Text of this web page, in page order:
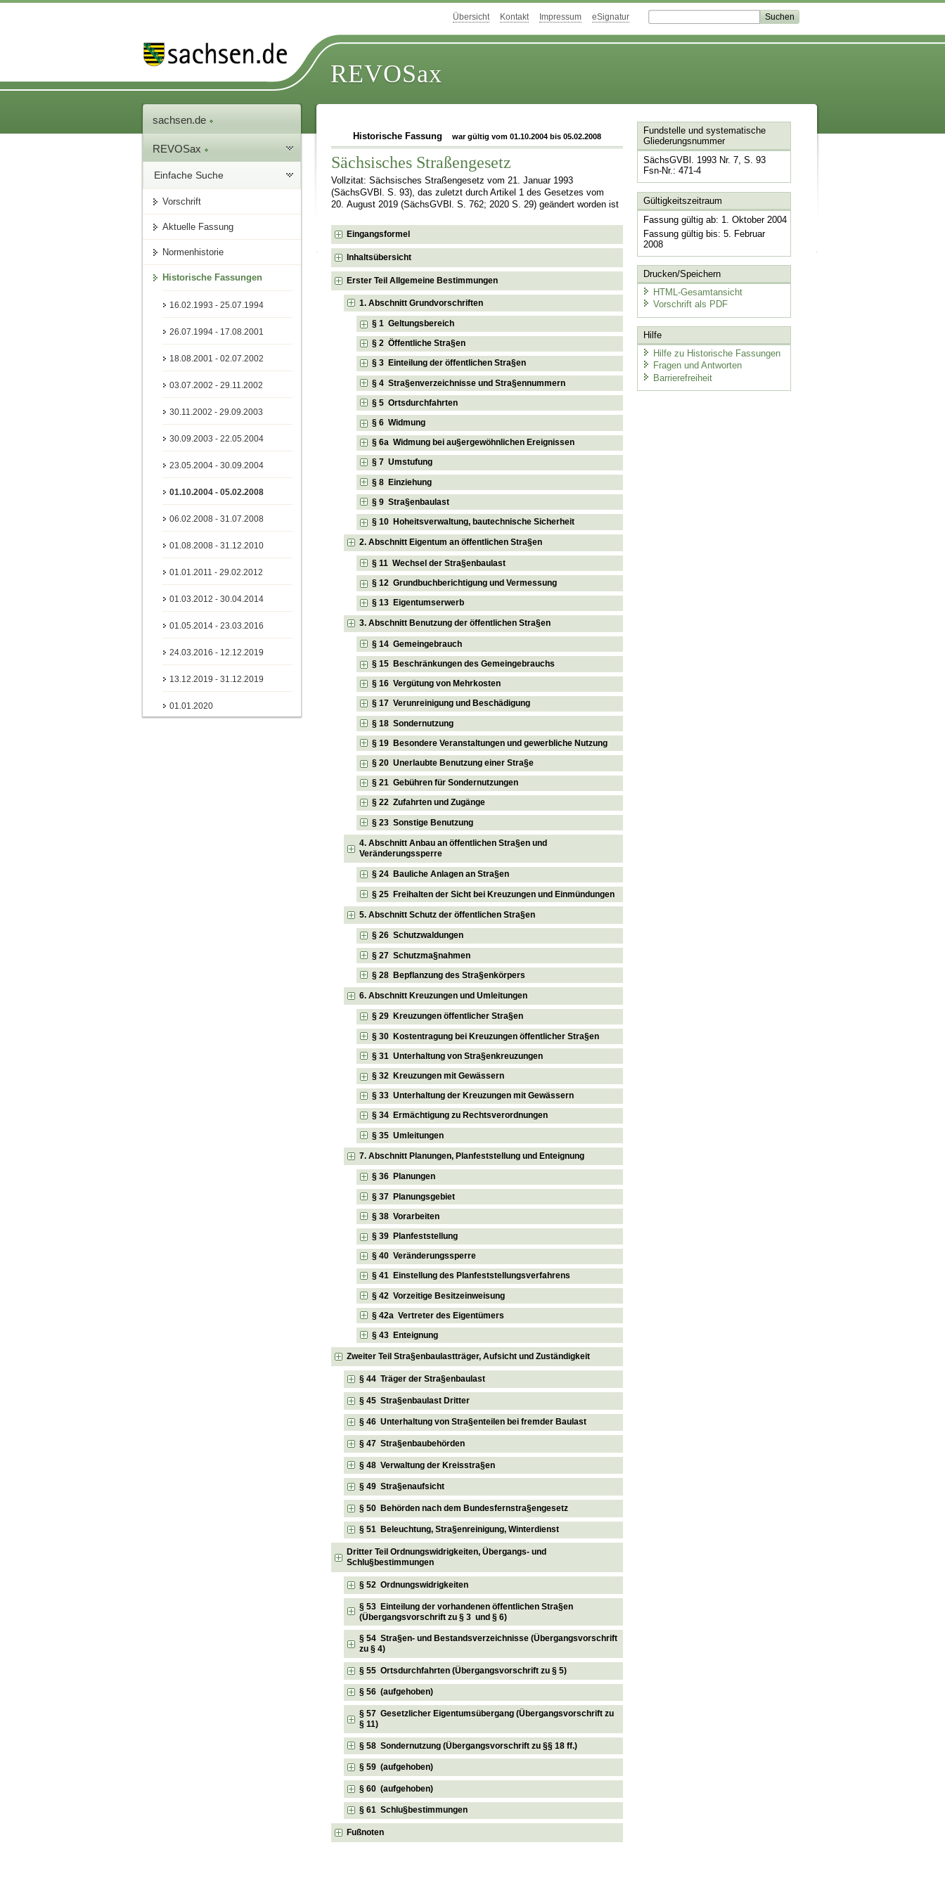
Übersicht Kontakt Impressum eSignatur
REVOSax
sachsen.de
REVOSax
Einfache Suche
Vorschrift
Aktuelle Fassung
Normenhistorie
Historische Fassungen
16.02.1993 - 25.07.1994
26.07.1994 - 17.08.2001
18.08.2001 - 02.07.2002
03.07.2002 - 29.11.2002
30.11.2002 - 29.09.2003
30.09.2003 - 22.05.2004
23.05.2004 - 30.09.2004
01.10.2004 - 05.02.2008
06.02.2008 - 31.07.2008
01.08.2008 - 31.12.2010
01.01.2011 - 29.02.2012
01.03.2012 - 30.04.2014
01.05.2014 - 23.03.2016
24.03.2016 - 12.12.2019
13.12.2019 - 31.12.2019
01.01.2020
Historische Fassung war gültig vom 01.10.2004 bis 05.02.2008
Sächsisches Straßengesetz
Vollzitat: Sächsisches Straßengesetz vom 21. Januar 1993
(SächsGVBl. S. 93), das zuletzt durch Artikel 1 des Gesetzes vom
20. August 2019 (SächsGVBl. S. 762; 2020 S. 29) geändert worden ist
Eingangsformel
Inhaltsübersicht
Erster Teil Allgemeine Bestimmungen
1. Abschnitt Grundvorschriften
§ 1 Geltungsbereich
§ 2 Öffentliche Stra§en
§ 3 Einteilung der öffentlichen Stra§en
§ 4 Stra§enverzeichnisse und Stra§ennummern
§ 5 Ortsdurchfahrten
§ 6 Widmung
§ 6a Widmung bei au§ergewöhnlichen Ereignissen
§ 7 Umstufung
§ 8 Einziehung
§ 9 Stra§enbaulast
§ 10 Hoheitsverwaltung, bautechnische Sicherheit
2. Abschnitt Eigentum an öffentlichen Stra§en
§ 11 Wechsel der Stra§enbaulast
§ 12 Grundbuchberichtigung und Vermessung
§ 13 Eigentumserwerb
3. Abschnitt Benutzung der öffentlichen Stra§en
§ 14 Gemeingebrauch
§ 15 Beschränkungen des Gemeingebrauchs
§ 16 Vergütung von Mehrkosten
§ 17 Verunreinigung und Beschädigung
§ 18 Sondernutzung
§ 19 Besondere Veranstaltungen und gewerbliche Nutzung
§ 20 Unerlaubte Benutzung einer Stra§e
§ 21 Gebühren für Sondernutzungen
§ 22 Zufahrten und Zugänge
§ 23 Sonstige Benutzung
4. Abschnitt Anbau an öffentlichen Stra§en und
Veränderungssperre
§ 24 Bauliche Anlagen an Stra§en
§ 25 Freihalten der Sicht bei Kreuzungen und Einmündungen
5. Abschnitt Schutz der öffentlichen Stra§en
§ 26 Schutzwaldungen
§ 27 Schutzma§nahmen
§ 28 Bepflanzung des Stra§enkörpers
6. Abschnitt Kreuzungen und Umleitungen
§ 29 Kreuzungen öffentlicher Stra§en
§ 30 Kostentragung bei Kreuzungen öffentlicher Stra§en
§ 31 Unterhaltung von Stra§enkreuzungen
§ 32 Kreuzungen mit Gewässern
§ 33 Unterhaltung der Kreuzungen mit Gewässern
§ 34 Ermächtigung zu Rechtsverordnungen
§ 35 Umleitungen
7. Abschnitt Planungen, Planfeststellung und Enteignung
§ 36 Planungen
§ 37 Planungsgebiet
§ 38 Vorarbeiten
§ 39 Planfeststellung
§ 40 Veränderungssperre
§ 41 Einstellung des Planfeststellungsverfahrens
§ 42 Vorzeitige Besitzeinweisung
§ 42a Vertreter des Eigentümers
§ 43 Enteignung
Zweiter Teil Stra§enbaulastträger, Aufsicht und Zuständigkeit
§ 44 Träger der Stra§enbaulast
§ 45 Stra§enbaulast Dritter
§ 46 Unterhaltung von Stra§enteilen bei fremder Baulast
§ 47 Stra§enbaubehörden
§ 48 Verwaltung der Kreisstra§en
§ 49 Stra§enaufsicht
§ 50 Behörden nach dem Bundesfernstra§engesetz
§ 51 Beleuchtung, Stra§enreinigung, Winterdienst
Dritter Teil Ordnungswidrigkeiten, Übergangs- und
Schlu§bestimmungen
§ 52 Ordnungswidrigkeiten
§ 53 Einteilung der vorhandenen öffentlichen Stra§en
(Übergangsvorschrift zu § 3 und § 6)
§ 54 Stra§en- und Bestandsverzeichnisse (Übergangsvorschrift
zu § 4)
§ 55 Ortsdurchfahrten (Übergangsvorschrift zu § 5)
§ 56 (aufgehoben)
§ 57 Gesetzlicher Eigentumsübergang (Übergangsvorschrift zu
§ 11)
§ 58 Sondernutzung (Übergangsvorschrift zu §§ 18 ff.)
§ 59 (aufgehoben)
§ 60 (aufgehoben)
§ 61 Schlu§bestimmungen
Fußnoten
Fundstelle und systematische
Gliederungsnummer
SächsGVBl. 1993 Nr. 7, S. 93
Fsn-Nr.: 471-4
Gültigkeitszeitraum
Fassung gültig ab: 1. Oktober 2004
Fassung gültig bis: 5. Februar
2008
Drucken/Speichern
HTML-Gesamtansicht
Vorschrift als PDF
Hilfe
Hilfe zu Historische Fassungen
Fragen und Antworten
Barrierefreiheit